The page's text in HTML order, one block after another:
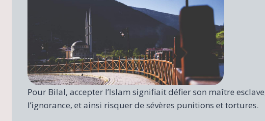
Pour Bilal, accepter l’Islam signifiait défier son maître
l’ignorance, et ainsi risquer de sévères punitions et tortures.